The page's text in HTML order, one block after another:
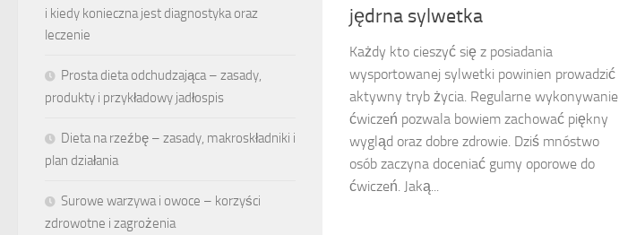
jędrna sylwetka
Każdy kto cieszyć się z posiadania
wysportowanej sylwetki powinien prowadzić
aktywny tryb życia. Regularne wykonywanie
ćwiczeń pozwala bowiem zachować piękny
wygląd oraz dobre zdrowie. Dziś mnóstwo
osób zaczyna doceniać gumy oporowe do
ćwiczeń. Jaką...
i kiedy konieczna jest diagnostyka oraz
leczenie
Prosta dieta odchudzająca – zasady,
produkty i przykładowy jadłospis
Dieta na rzeźbę – zasady, makroskładniki i
plan działania
Surowe warzywa i owoce – korzyści
zdrowotne i zagrożenia